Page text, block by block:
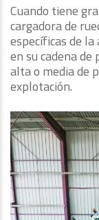
Cuando tiene
cargadora de
específicas de
en su cadena de
alta o media de
explotación.